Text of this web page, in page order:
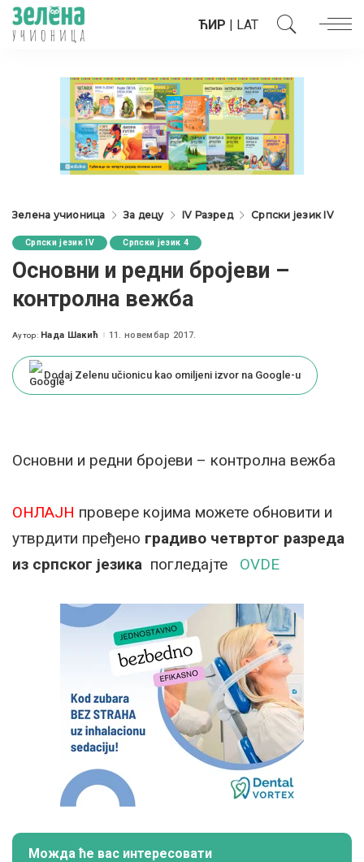
ЋИР | LAT
Зелена учионица За децу IV Разред Српски језик IV
Српски језик IV Српски језик 4
Oсновни и редни бројеви –
контролна вежба
Posted
Аутор: Нада Шакић 11. новембар 2017.
Dodaj Zelenu učionicu kao omiljeni izvor na Google-u
Oсновни и редни бројеви – контролна вежба
ОНЛАЈН провере којима можете обновити и
утврдити пређено градиво четвртог разреда
из српског језика погледајте OVDE
Можда ће вас интересовати